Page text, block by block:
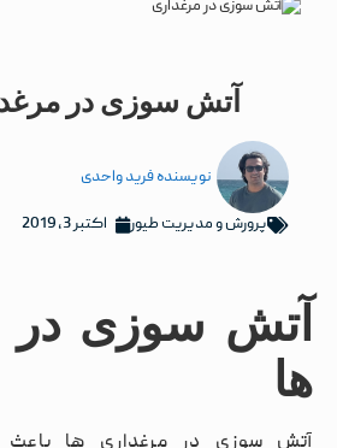
آتش سوزی در
نویسندهفرید واحدی
پرورش و مدیریت طیور اکتبر 3, 2019
آتش سوزی در
ها